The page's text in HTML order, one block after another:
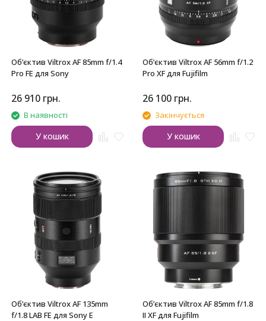
Обʼєктив Viltrox AF 85mm f/1.4
Pro FE для Sony
26 910 грн.
В наявності
У кошик
Обʼєктив Viltrox AF 56mm f/1.2
Pro XF для Fujifilm
26 100 грн.
Закінчується
У кошик
Обʼєктив Viltrox AF 135mm
f/1.8 LAB FE для Sony E
Обʼєктив Viltrox AF 85mm f/1.8
II XF для Fujifilm